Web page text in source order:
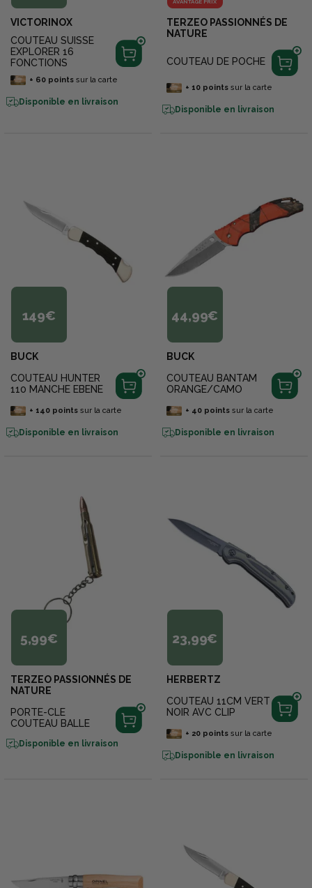
VICTORINOX
COUTEAU SUISSE
EXPLORER 16
FONCTIONS
+ 60pointssur la carte
Disponible en livraison
AVANTAGE PRIX
TERZEO PASSIONNÉS DE
NATURE
COUTEAU DE POCHE
+ 10pointssur la carte
Disponible en livraison
149€
BUCK
COUTEAU HUNTER
110 MANCHE EBENE
+ 140pointssur la carte
Disponible en livraison
44,99€
BUCK
COUTEAU BANTAM
ORANGE/CAMO
+ 40pointssur la carte
Disponible en livraison
5,99€
TERZEO PASSIONNÉS DE
NATURE
PORTE-CLE
COUTEAU BALLE
Disponible en livraison
23,99€
HERBERTZ
COUTEAU 11CM VERT
NOIR AVC CLIP
+ 20pointssur la carte
Disponible en livraison